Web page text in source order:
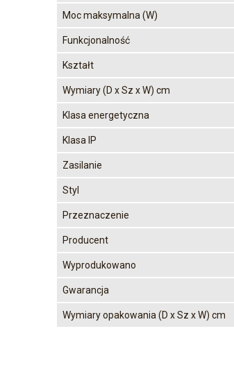
Moc maksymalna (W)
Funkcjonalność
Kształt
Wymiary (D x Sz x W) cm
Klasa energetyczna
Klasa IP
Zasilanie
Styl
Przeznaczenie
Producent
Wyprodukowano
Gwarancja
Wymiary opakowania (D x Sz x W) cm